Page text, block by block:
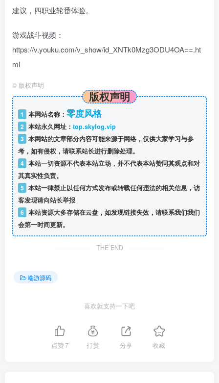
建议，四职业轮番体验。
游戏战斗视频：
https://v.youku.com/v_show/id_XNTk0Mzg3ODU4OA==.ht
ml
© 版权声明
版权声明
1 本网站名称： 零度风格
2 本站永久网址： top.skylog.vip
3 本网站的文章部分内容可能来源于网络，仅供大家学习与参
考，如有侵权，请联系站长进行删除处理。
4 本站一切资源不代表本站立场，并不代表本站赞同其观点和对
其真实性负责。
5 本站一律禁止以任何方式发布或转载任何违法的相关信息，访
客发现请向站长举报
6 本站资源大多存储在云盘，如发现链接失效，请联系我们我们
会第一时间更新。
THE END
端游源码
喜欢就支持一下吧
点赞7 打赏 分享 收藏